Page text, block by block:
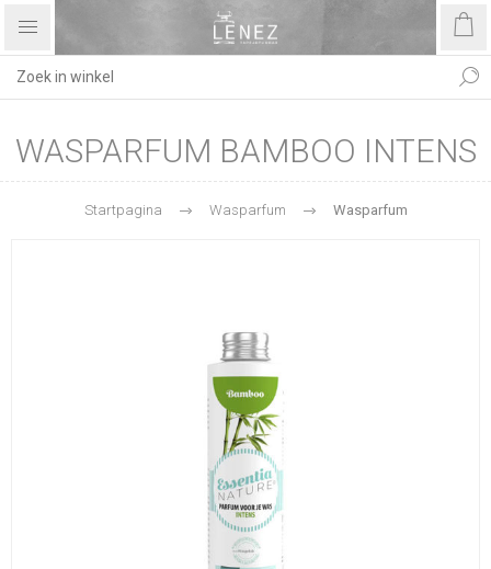
WASPARFUM BAMBOO INTENS
Startpagina Wasparfum Wasparfum